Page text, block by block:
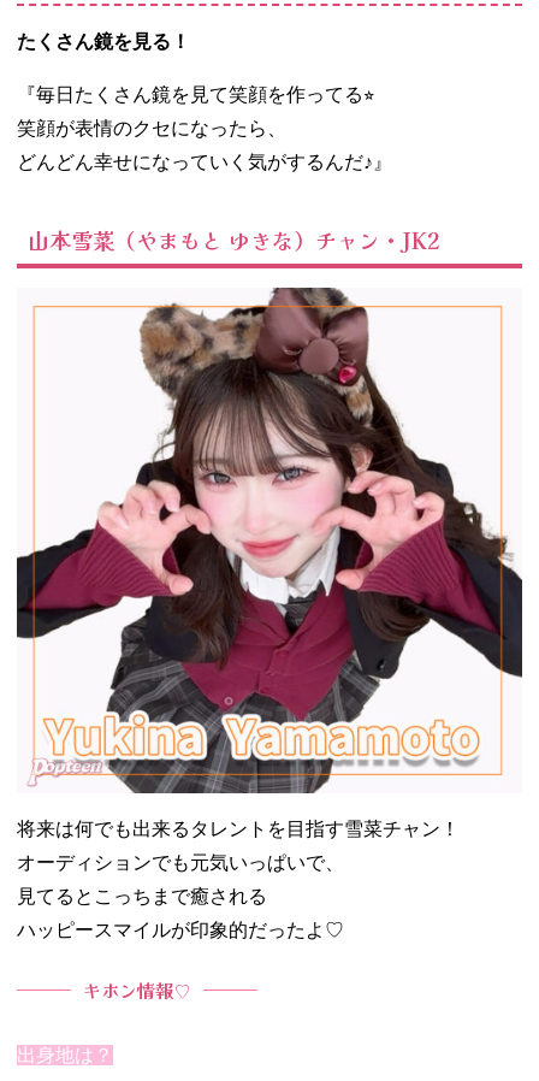
たくさん鏡を見る！
『毎日たくさん鏡を見て笑顔を作ってる⭐︎
笑顔が表情のクセになったら、
どんどん幸せになっていく気がするんだ♪』
山本雪菜（やまもと ゆきな）チャン・JK2
将来は何でも出来るタレントを目指す雪菜チャン！
オーディションでも元気いっぱいで、
見てるとこっちまで癒される
ハッピースマイルが印象的だったよ♡
キホン情報♡
出身地は？